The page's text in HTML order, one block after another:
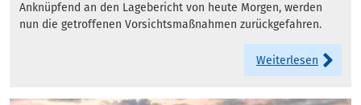
Anknüpfend an den Lagebericht von heute Morgen, werden
nun die getroffenen Vorsichtsmaßnahmen zurückgefahren.
Weiterlesen